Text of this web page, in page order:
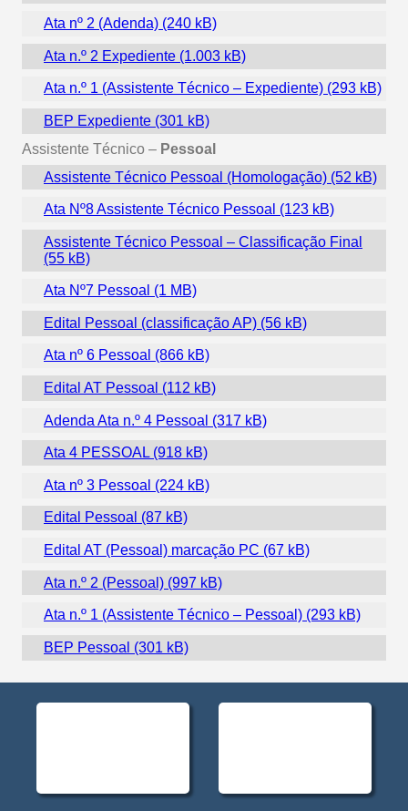
Ata nº 2 (Adenda)
Ata n.º 2 Expediente
Ata n.º 1 (Assistente Técnico – Expediente)
BEP Expediente
Assistente Técnico – Pessoal
Assistente Técnico Pessoal (Homologação)
Ata Nº8 Assistente Técnico Pessoal
Assistente Técnico Pessoal – Classificação Final
Ata Nº7 Pessoal
Edital Pessoal (classificação AP)
Ata nº 6 Pessoal
Edital AT Pessoal
Adenda Ata n.º 4 Pessoal
Ata 4 PESSOAL
Ata nº 3 Pessoal
Edital Pessoal
Edital AT (Pessoal) marcação PC
Ata n.º 2 (Pessoal)
Ata n.º 1 (Assistente Técnico – Pessoal)
BEP Pessoal